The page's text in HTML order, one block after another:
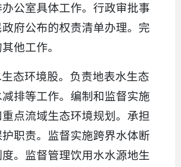
公室具体工作。行政审批事
府公布的权责清单办理。完
他工作。
生态环境股。负责地表水生态
排等工作。编制和监督实施
点流域生态环境规划。承担
职责。监督实施跨界水体断
。监督管理饮用水水源地生